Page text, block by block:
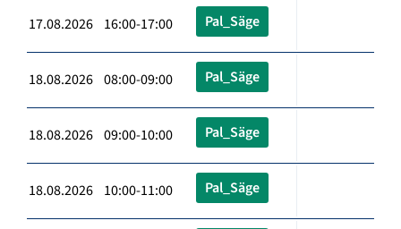
17.08.2026 16:00-17:00 Pal_Säge
18.08.2026 08:00-09:00 Pal_Säge
18.08.2026 09:00-10:00 Pal_Säge
18.08.2026 10:00-11:00 Pal_Säge